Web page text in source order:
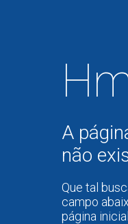
A
não
Que tal
campo
página